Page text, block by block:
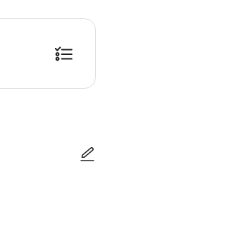
레르기 친화적인 옵션으로 조정할 수 있습니다. 투